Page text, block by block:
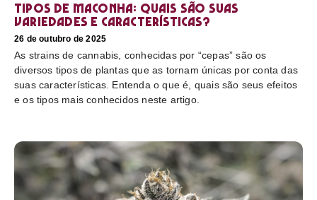
Tipos de maconha: quais são suas
variedades e características?
26 de outubro de 2025
As strains de cannabis, conhecidas por “cepas” são os
diversos tipos de plantas que as tornam únicas por conta das
suas características. Entenda o que é, quais são seus efeitos
e os tipos mais conhecidos neste artigo.